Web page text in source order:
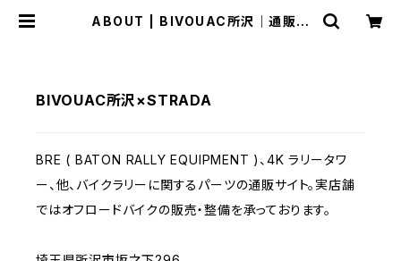
ABOUT | BIVOUAC所沢｜通販サ
BIVOUAC所沢×STRADA
BRE ( BATON RALLY EQUIPMENT )、4K ラリータワ
ー、他、バイクラリーに関するパーツの通販サイト。実店舗
ではオフロードバイクの販売・整備を承っております。